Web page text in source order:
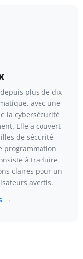
plus de dix
avec une
la cybersécurité
Elle a couvert
de sécurité
programmation
à traduire
claires pour un
avertis.
→